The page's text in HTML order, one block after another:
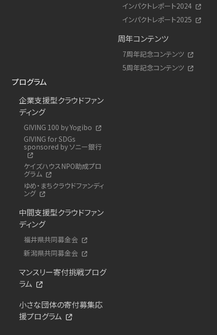
インパクトレポート2024
インパクトレポート2025
周年コンテンツ
7周年記念コンテンツ
5周年記念コンテンツ
プログラム
企業支援型クラウドファン
ディング
GIVING 100 by Yogibo
GIVING for SDGs
sponsored by ソニー銀行
ケイズハウスNPO助成プロ
グラム
ゆめ・まちクラウドファンディ
ング
中間支援型クラウドファン
ディング
福井県共同募金会
新潟県共同募金会
マンスリー寄付挑戦プログ
ラム
小さな団体の寄付募集応
援プログラム